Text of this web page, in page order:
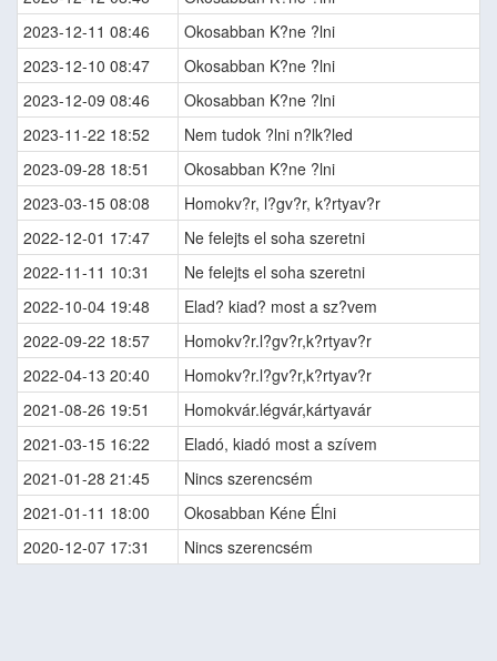
2023-12-11 08:46
Okosabban K?ne ?lni
2023-12-10 08:47
Okosabban K?ne ?lni
2023-12-09 08:46
Okosabban K?ne ?lni
2023-11-22 18:52
Nem tudok ?lni n?lk?led
2023-09-28 18:51
Okosabban K?ne ?lni
2023-03-15 08:08
Homokv?r, l?gv?r, k?rtyav?r
2022-12-01 17:47
Ne felejts el soha szeretni
2022-11-11 10:31
Ne felejts el soha szeretni
2022-10-04 19:48
Elad? kiad? most a sz?vem
2022-09-22 18:57
Homokv?r.l?gv?r,k?rtyav?r
2022-04-13 20:40
Homokv?r.l?gv?r,k?rtyav?r
2021-08-26 19:51
Homokvár.légvár,kártyavár
2021-03-15 16:22
Eladó, kiadó most a szívem
2021-01-28 21:45
Nincs szerencsém
2021-01-11 18:00
Okosabban Kéne Élni
2020-12-07 17:31
Nincs szerencsém